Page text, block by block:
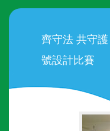
齊守法 共守
號設計比賽